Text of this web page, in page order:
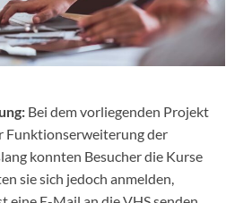
Bei dem vorliegenden Projekt
Funktionserweiterung der
konnten Besucher die Kurse
sie sich jedoch anmelden,